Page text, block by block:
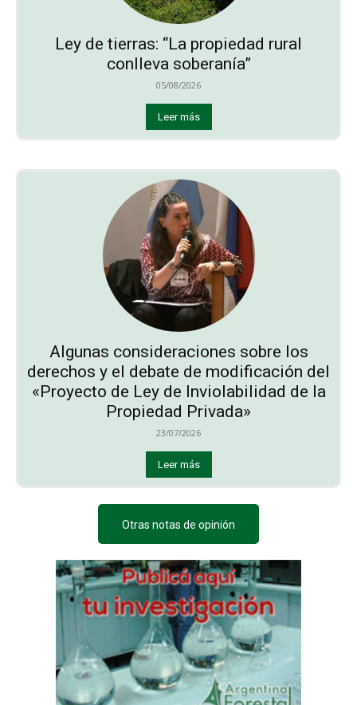
Ley de tierras: “La propiedad rural
conlleva soberanía”
05/08/2026
Leer más
Algunas consideraciones sobre los
derechos y el debate de modificación del
«Proyecto de Ley de Inviolabilidad de la
Propiedad Privada»
23/07/2026
Leer más
Otras notas de opinión